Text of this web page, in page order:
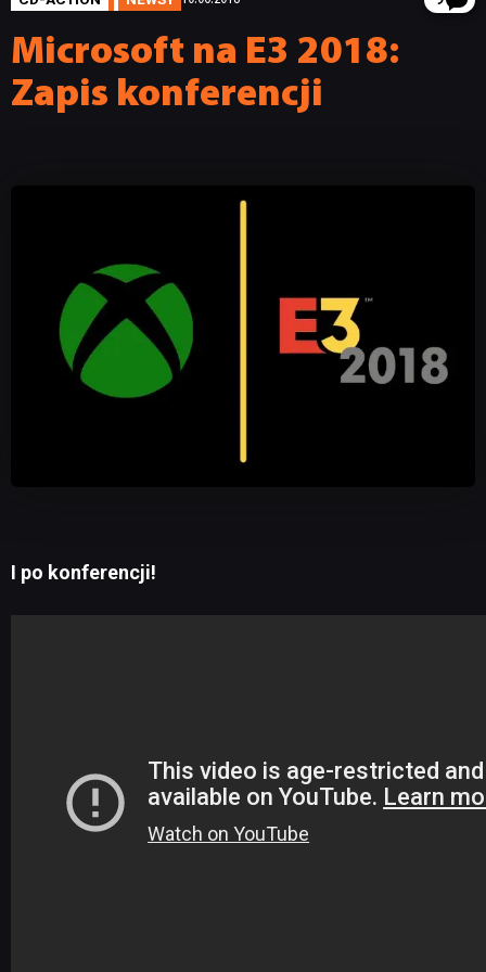
Microsoft na E3 2018:
Zapis konferencji
I po konferencji!